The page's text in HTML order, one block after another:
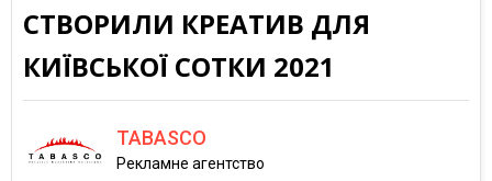
СТВОРИЛИ КРЕАТИВ ДЛЯ
КИЇВСЬКОЇ СОТКИ 2021
TABASCO
Рекламне агентство